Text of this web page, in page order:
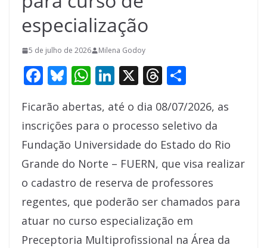
especialização
5 de julho de 2026 Milena Godoy
F
e
b
o
o
k
Bl
e
sk
y
W
at
s
A
p
p
Li
k
e
dI
n
X T
re
a
d
s
ar
e
Ficarão abertas, até o dia 08/07/2026, as
inscrições para o processo seletivo da
Fundação Universidade do Estado do Rio
Grande do Norte – FUERN, que visa realizar
o cadastro de reserva de professores
regentes, que poderão ser chamados para
atuar no curso especialização em
Preceptoria Multiprofissional na Área da